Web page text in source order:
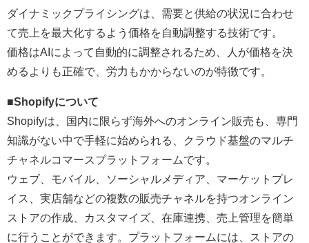
ダイナミックプライシングは、需要と供給の状況に合わせ
て売上を最大化するよう価格を自動調整する技術です。
価格はAIによって自動的に調整されるため、人が価格を決
めるよりも正確で、労力もかからないのが特徴です。
■Shopifyについて
Shopifyは、国内に限らず海外へのオンライン販売も、専門
知識がない中で手軽に始められる、クラウド基盤のマルチ
チャネルコマースプラットフォームです。
ウェブ、モバイル、ソーシャルメディア、マーケットプレ
イス、実店舗などの複数の販売チャネルを持つオンライン
ストアの作成、カスタマイズ、在庫連携、売上管理を簡単
に行うことができます。プラットフォームには、ストアの